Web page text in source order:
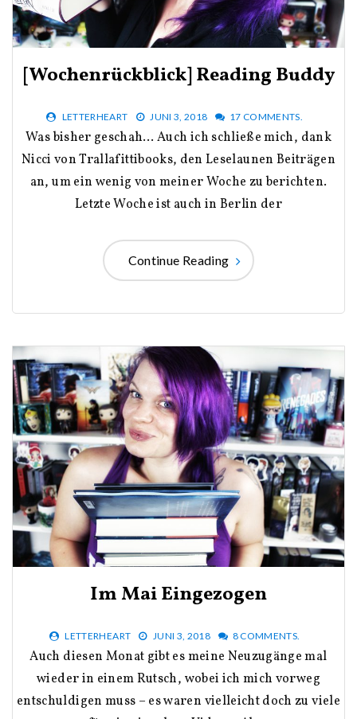
[Wochenrückblick] Reading Buddy
LETTERHEART JUNI 3, 2018 17 COMMENTS.
Was bisher geschah… Auch ich schließe mich, dank
Nicci von Trallafittibooks, den Leselaunen Beiträgen
an, um ein wenig von meiner Woche zu berichten.
Letzte Woche ist auch in Berlin der
Continue Reading
Im Mai Eingezogen
LETTERHEART JUNI 3, 2018 8 COMMENTS.
Auch diesen Monat gibt es meine Neuzugänge mal
wieder in einem Rutsch, wobei ich mich vorweg
entschuldigen muss – es waren vielleicht doch zu viele